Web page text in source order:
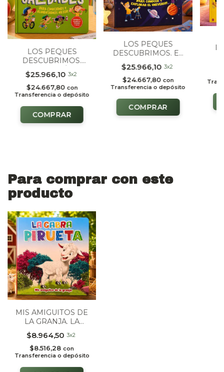
LOS PEQUES
DESCUBRIMOS.
NUESTROS HÁBITOS
SALUDABLES
$25.966,10 3x2
$24.667,80 con
Transferencia o depósito
LOS PEQUES
DESCUBRIMOS. EL
SISTEMA SOLAR
$25.966,10 3x2
$24.667,80 con
Transferencia o depósito
Para comprar con este
producto
MIS AMIGUITOS DE
LA GRANJA. LA
CABRA PIRUETA
$8.964,50 3x2
$8.516,28con
Transferencia o depósito